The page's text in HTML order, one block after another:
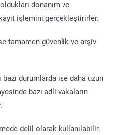
donanım ve
işlemini gerçekleştirirler.
tamamen güvenlik ve arşiv
bazı durumlarda ise daha uzun
bazı adli vakaların
delil olarak kullanılabilir.